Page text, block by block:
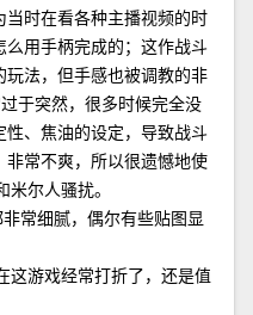
时在看各种主播视频的时
用手柄完成的；这作战斗
玩法，但手感也被调教的非
于突然，很多时候完全没
、焦油的设定，导致战斗
非常不爽，所以很遗憾地使
尔人骚扰。
常细腻，偶尔有些贴图显
这游戏经常打折了，还是值